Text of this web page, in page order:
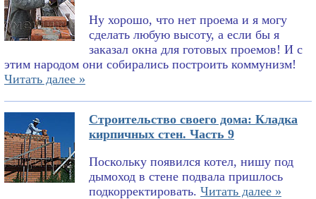
Ну хорошо, что нет проема и я могу
сделать любую высоту, а если бы я
заказал окна для готовых проемов! И с
этим народом они собирались построить коммунизм!
Читать далее »
Строительство своего дома: Кладка
кирпичных стен. Часть 9
Поскольку появился котел, нишу под
дымоход в стене подвала пришлось
подкорректировать. Читать далее »